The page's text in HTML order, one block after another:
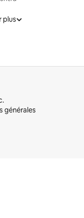
plus
générales